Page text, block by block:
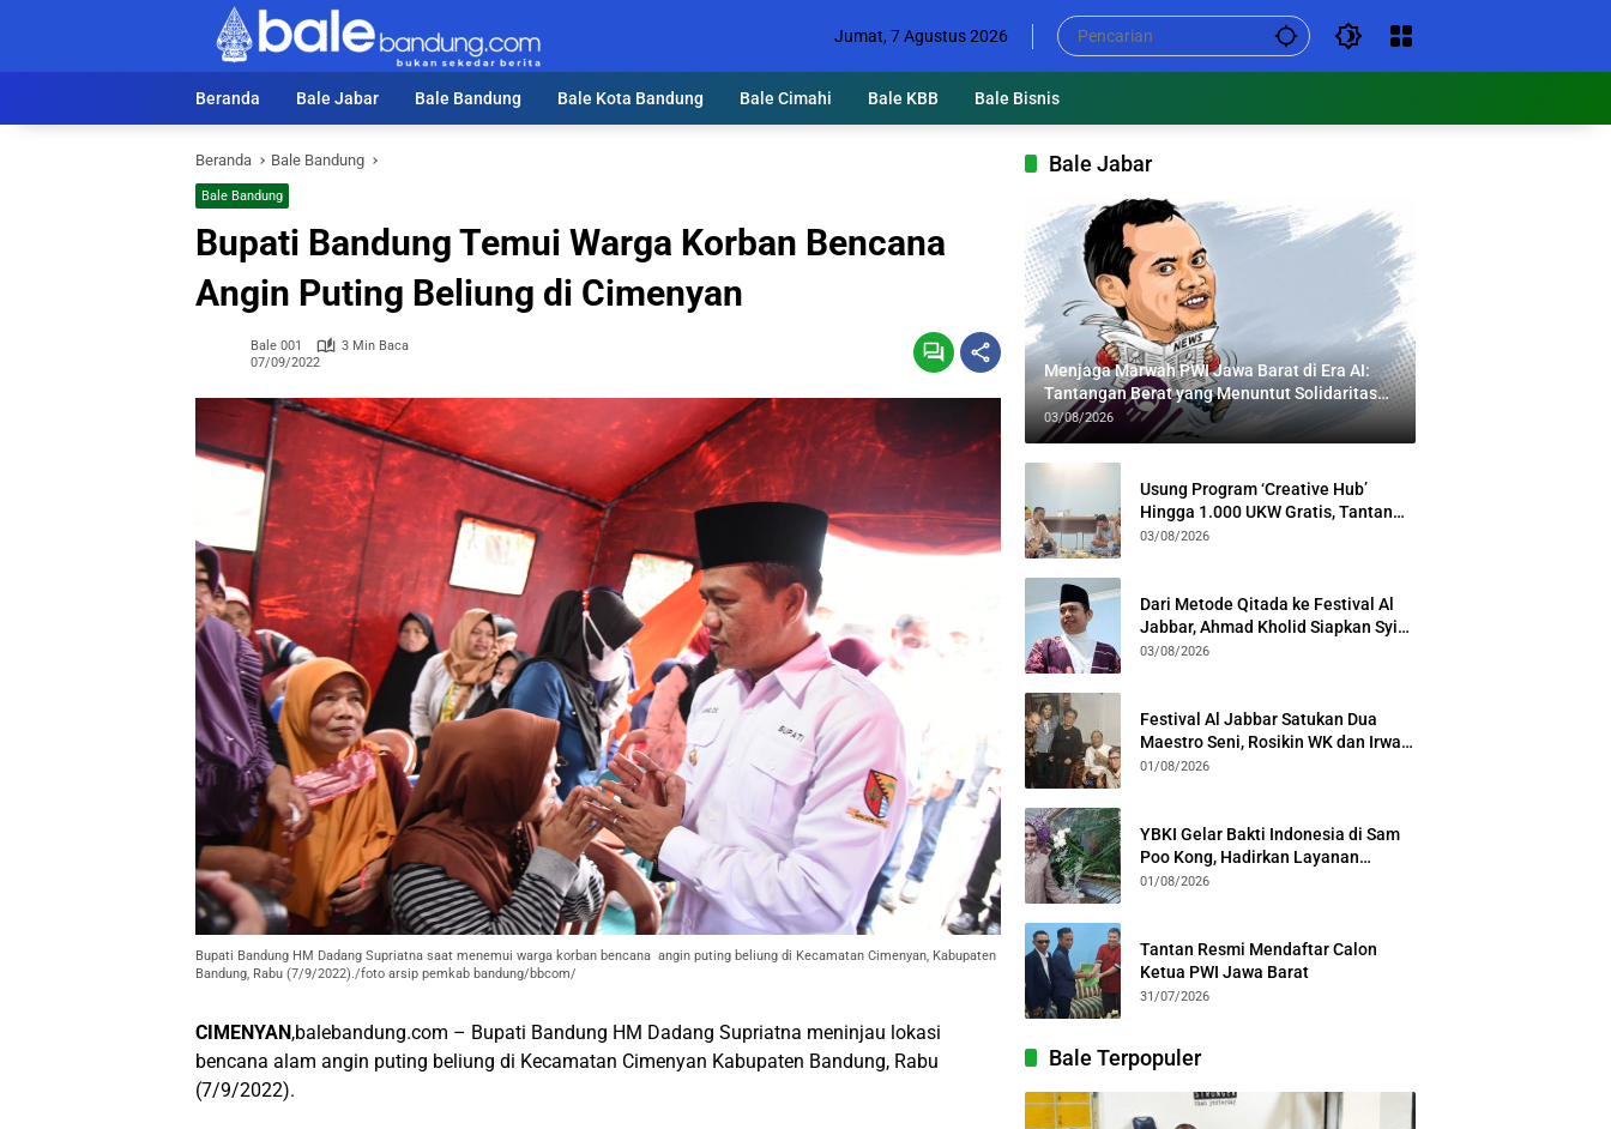
Jumat, 7 Agustus 2026
Beranda Bale Jabar Bale Bandung Bale Kota Bandung Bale Cimahi Bale KBB Bale Bisnis
Beranda Bale Bandung
Bale Bandung
Bupati Bandung Temui Warga Korban Bencana
Angin Puting Beliung di Cimenyan
Bale 001
3 Min Baca
07/09/2022
Bupati Bandung HM Dadang Supriatna saat menemui warga korban bencana angin puting beliung di Kecamatan Cimenyan, Kabupaten
Bandung, Rabu (7/9/2022)./foto arsip pemkab bandung/bbcom/
CIMENYAN,balebandung.com – Bupati Bandung HM Dadang Supriatna meninjau lokasi
bencana alam angin puting beliung di Kecamatan Cimenyan Kabupaten Bandung, Rabu
(7/9/2022).
Bale Jabar
Menjaga Marwah PWI Jawa Barat di Era AI:
Tantangan Berat yang Menuntut Solidaritas
Lintas Generasi
03/08/2026
Usung Program ‘Creative Hub’
Hingga 1.000 UKW Gratis, Tantan
Sulthon Paparkan Visi PWI Jabar di
03/08/2026
Dari Metode Qitada ke Festival Al
Jabbar, Ahmad Kholid Siapkan Syiar
Al-Qur’an Lewat Nada
03/08/2026
Festival Al Jabbar Satukan Dua
Maestro Seni, Rosikin WK dan Irwan
Guntari Garap Pertunjukan Kolosal
01/08/2026
YBKI Gelar Bakti Indonesia di Sam
Poo Kong, Hadirkan Layanan
Kesehatan Gratis dan Dialog
01/08/2026
Tantan Resmi Mendaftar Calon
Ketua PWI Jawa Barat
31/07/2026
Bale Terpopuler